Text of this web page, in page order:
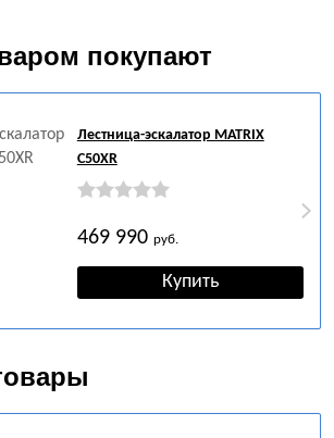
покупают
Лестница-эскалатор MATRIX
C50XR
469 990 руб.